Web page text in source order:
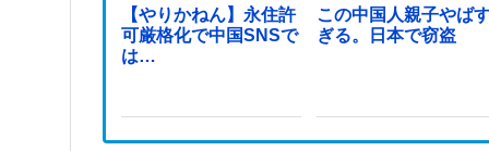
【やりかねん】永住許
可厳格化で中国SNSで
は…
この中国人親子やば
ぎる。日本で窃盗